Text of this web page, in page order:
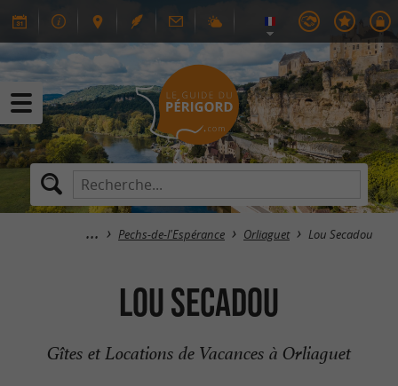
Pechs-de-l'Espérance Orliaguet Lou Secadou
Lou Secadou
Gîtes et Locations de Vacances à Orliaguet